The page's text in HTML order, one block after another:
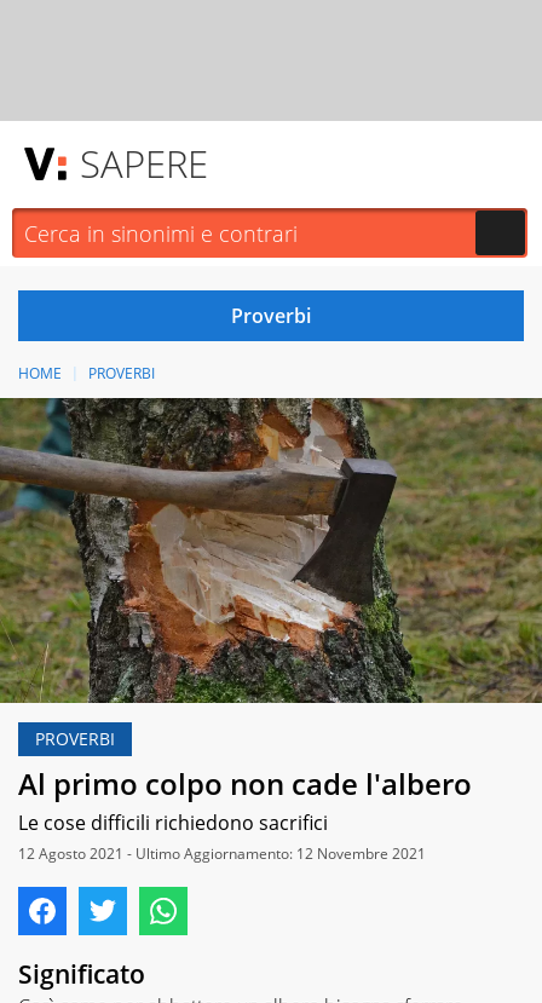
SAPERE
HOME PROVERBI
PROVERBI
Al primo colpo non cade l'albero
Le cose difficili richiedono sacrifici
12 Agosto 2021 - Ultimo Aggiornamento: 12 Novembre 2021
Significato